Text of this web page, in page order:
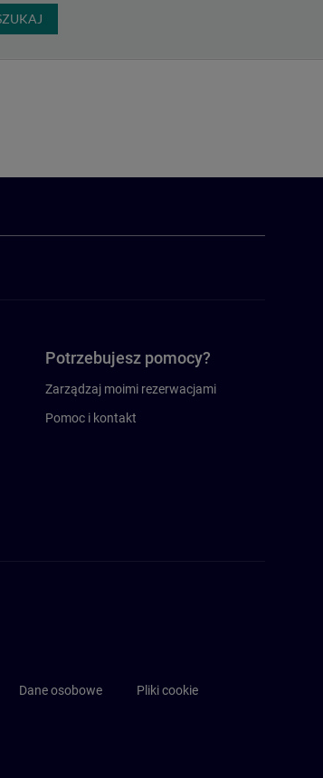
Potrzebujesz pomocy?
Zarządzaj moimi rezerwacjami
Pomoc i kontakt
Dane osobowe
Pliki cookie